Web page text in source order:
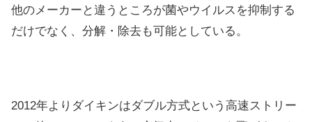
他のメーカーと違うところが菌やウイルスを抑制する
だけでなく、分解・除去も可能としている。
2012年よりダイキンはダブル方式という高速ストリー